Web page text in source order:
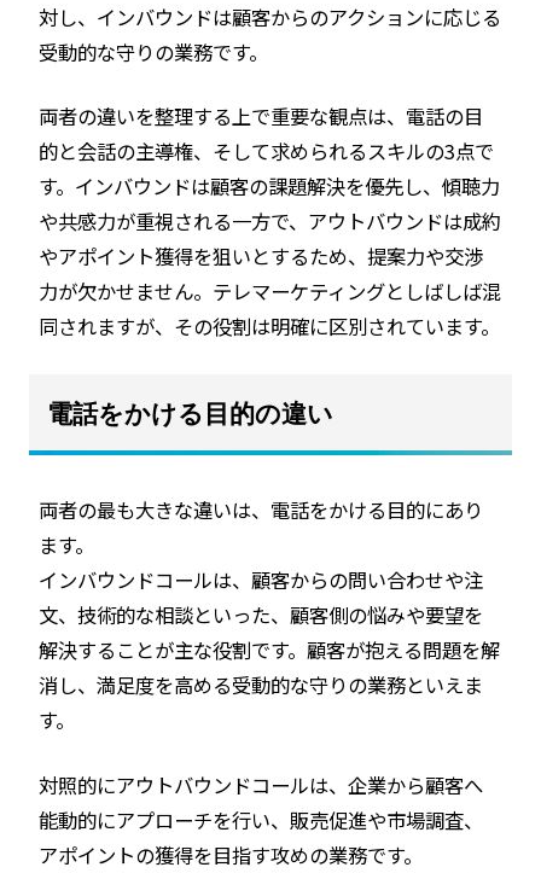
対し、インバウンドは顧客からのアクションに応じる
受動的な守りの業務です。
両者の違いを整理する上で重要な観点は、電話の目
的と会話の主導権、そして求められるスキルの3点で
す。インバウンドは顧客の課題解決を優先し、傾聴力
や共感力が重視される一方で、アウトバウンドは成約
やアポイント獲得を狙いとするため、提案力や交渉
力が欠かせません。テレマーケティングとしばしば混
同されますが、その役割は明確に区別されています。
電話をかける目的の違い
両者の最も大きな違いは、電話をかける目的にあり
ます。
インバウンドコールは、顧客からの問い合わせや注
文、技術的な相談といった、顧客側の悩みや要望を
解決することが主な役割です。顧客が抱える問題を解
消し、満足度を高める受動的な守りの業務といえま
す。
対照的にアウトバウンドコールは、企業から顧客へ
能動的にアプローチを行い、販売促進や市場調査、
アポイントの獲得を目指す攻めの業務です。